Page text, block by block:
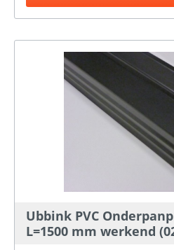
Ubbink PVC
L=1500 mm werkend